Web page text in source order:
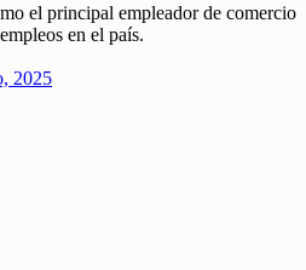
el principal empleador de comercio
en el país.
2025